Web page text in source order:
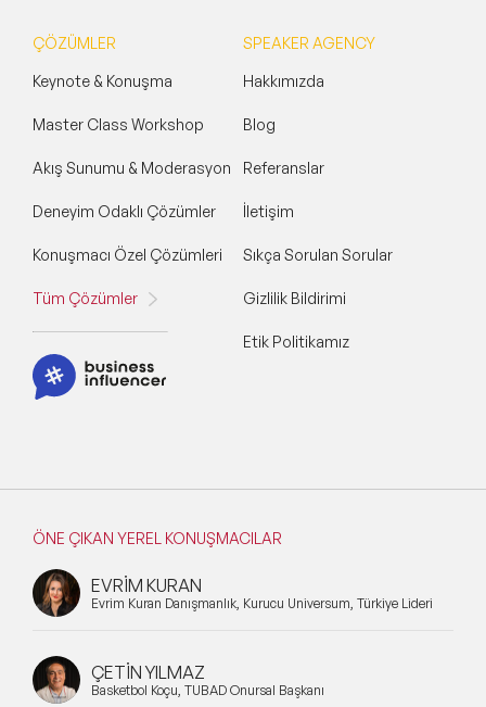
ÇÖZÜMLER
Keynote & Konuşma
Master Class Workshop
Akış Sunumu & Moderasyon
Deneyim Odaklı Çözümler
Konuşmacı Özel Çözümleri
Tüm Çözümler
SPEAKER AGENCY
Hakkımızda
Blog
Referanslar
İletişim
Sıkça Sorulan Sorular
Gizlilik Bildirimi
Etik Politikamız
ÖNE ÇIKAN YEREL KONUŞMACILAR
EVRİM KURAN
Evrim Kuran Danışmanlık, Kurucu Universum, Türkiye Lideri
ÇETİN YILMAZ
Basketbol Koçu, TÜBAD Onursal Başkanı